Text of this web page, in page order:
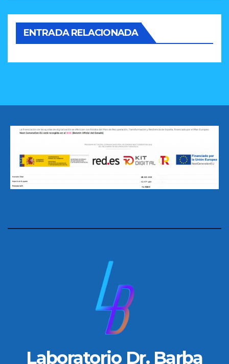
ENTRADA RELACIONADA
Laboratorio Dr. Barba